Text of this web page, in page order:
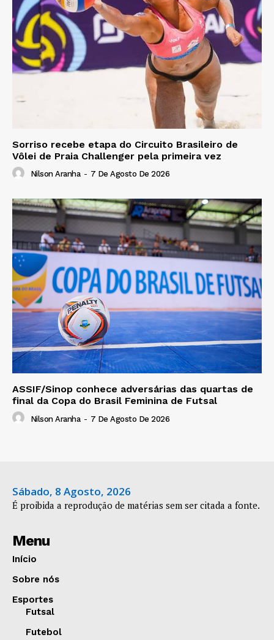
Sorriso recebe etapa do Circuito Brasileiro de
Vôlei de Praia Challenger pela primeira vez
Nilson Aranha - 7 De Agosto De 2026
ASSIF/Sinop conhece adversárias das quartas de
final da Copa do Brasil Feminina de Futsal
Nilson Aranha - 7 De Agosto De 2026
Sábado, 8 Agosto, 2026
É proibida a reprodução de matérias sem ser citada a fonte.
Menu
Início
Sobre nós
Esportes
Futsal
Futebol